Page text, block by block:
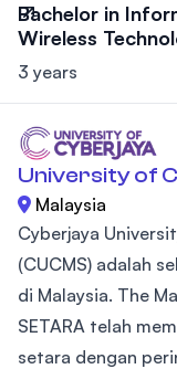
Bachelor in
Wireless
3 years
University of
Malaysia
Cyberjaya
(CUCMS) adalah
di Malaysia. The
SETARA telah
setara dengan